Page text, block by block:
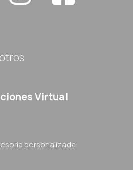
Virtual
personalizada